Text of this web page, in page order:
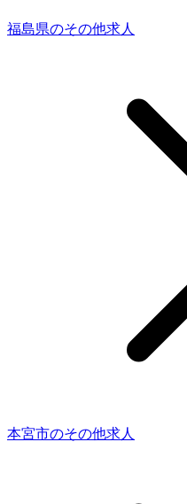
福島県のその他求人
本宮市のその他求人